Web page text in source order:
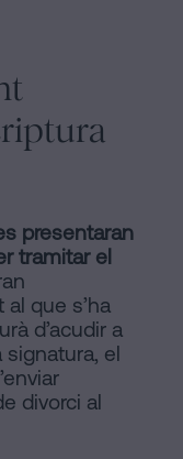
presentaran
tramitar el
que s’ha
d’acudir a
signatura, el
divorci al